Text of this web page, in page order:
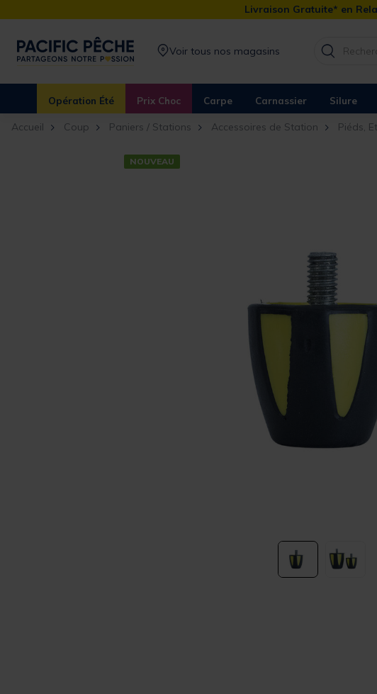
Livraison Gratuite* en
Voir tous nos magasins
Opération Été Prix Choc Carpe Carnassier Silure
Accueil Coup Paniers / Stations Accessoires de Station Piéds,
NOUVEAU